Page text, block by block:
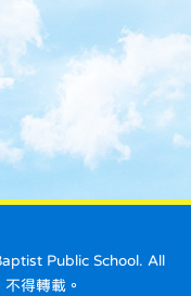
Public School. All
得轉載。